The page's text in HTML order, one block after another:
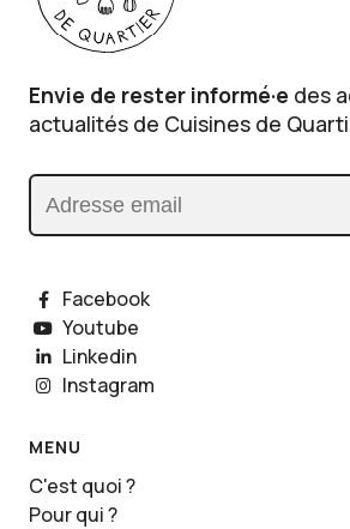
Envie de rester informé·e des
actualités de Cuisines de
Adresse email
Facebook
Youtube
Linkedin
Instagram
MENU
C'est quoi ?
Pour qui ?